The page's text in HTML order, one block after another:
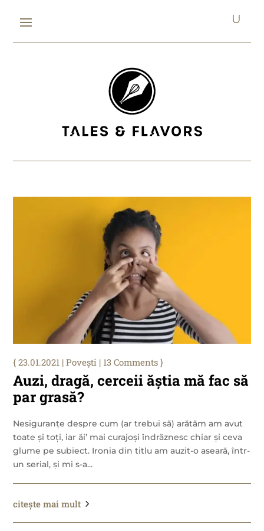
Auzi, dragă, cerceii ăștia mă fac să
par grasă?
23.01.2021 |Povești | 13 Comments
Nesiguranțe despre cum (ar trebui să) arătăm am avut
toate și toți, iar ăi’ mai curajoși îndrăznesc chiar și ceva
glume pe subiect. Ironia din titlu am auzit-o aseară, într-
un serial, și mi s-a...
citește mai mult